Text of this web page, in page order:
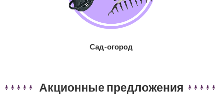
Сад-огород
Акционные предложения